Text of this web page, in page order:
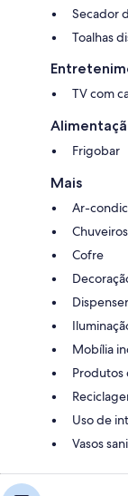
Secador
Toalhas
TV com
Frigobar
Mais
Ar-
Cofre
Mobília
Uso de
Vasos